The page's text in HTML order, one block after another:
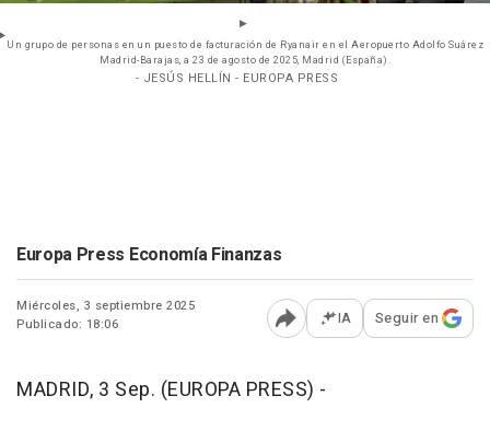
Un grupo de personas en un puesto de facturación de Ryanair en el Aeropuerto Adolfo Suárez
Madrid-Barajas, a 23 de agosto de 2025, Madrid (España).
- JESÚS HELLÍN - EUROPA PRESS
Europa Press Economía Finanzas
Miércoles, 3 septiembre 2025
Publicado: 18:06
Abrir opciones para
IA Seguir en
MADRID, 3 Sep. (EUROPA PRESS) -